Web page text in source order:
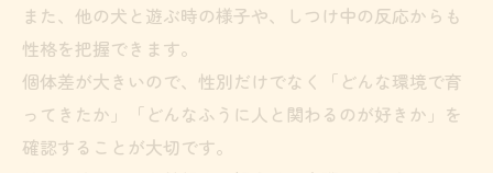
また、他の犬と遊ぶ時の様子や、しつけ中の反応からも
性格を把握できます。
個体差が大きいので、性別だけでなく「どんな環境で育
ってきたか」「どんなふうに人と関わるのが好きか」を
確認することが大切です。